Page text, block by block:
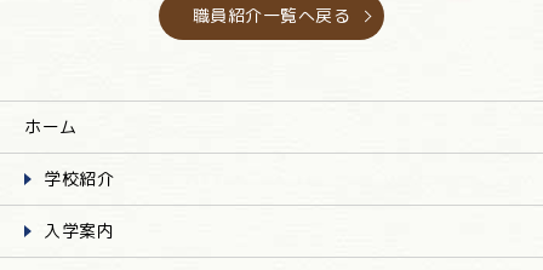
職員紹介一覧へ戻る
ホーム
学校紹介
入学案内